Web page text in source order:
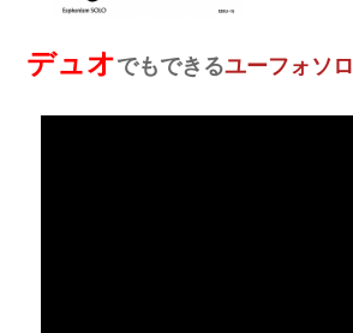
デュオでもできるユーフォソロ